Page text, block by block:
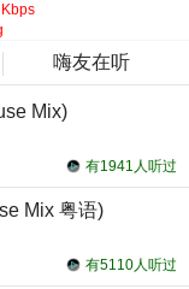
嗨友在听
Mix)
有1941人听过
Mix 粤语)
有5110人听过